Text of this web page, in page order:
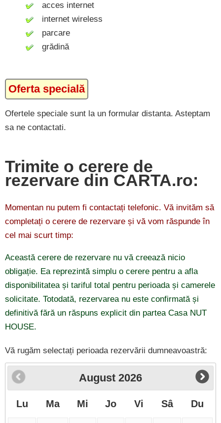
acces internet
internet wireless
parcare
grădină
Oferta specială
Ofertele speciale sunt la un formular distanta. Asteptam
sa ne contactati.
Trimite o cerere de
rezervare din CARTA.ro:
Momentan nu putem fi contactați telefonic. Vă invităm să
completați o cerere de rezervare și vă vom răspunde în
cel mai scurt timp:
Această cerere de rezervare nu vă creează nicio
obligație. Ea reprezintă simplu o cerere pentru a afla
disponibilitatea și tariful total pentru perioada și camerele
solicitate. Totodată, rezervarea nu este confirmată și
definitivă fără un răspuns explicit din partea Casa NUT
HOUSE.
Vă rugăm selectați perioada rezervării dumneavoastră:
August 2026
Lu Ma Mi Jo Vi Sâ Du